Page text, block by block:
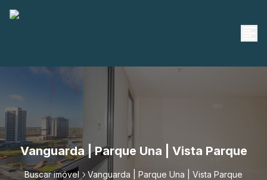
Vanguarda | Parque Una | Vista Parque
Buscar imóvel Vanguarda | Parque Una | Vista Parque